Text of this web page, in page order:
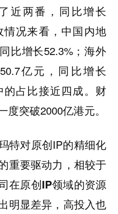
近两番，同比增长
情况来看，中国内地
比增长52.3%；海外
亿元，同比增长
的占比接近四成。财
突破2000亿港元。
特对原创IP的精细化
重要驱动力， 相较于
在原创IP领域的资源
明显差异， 高投入也